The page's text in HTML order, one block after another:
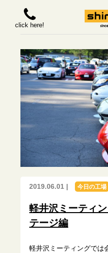
click here!
2019.06.01 | 今日の工場
軽井沢ミーティ
テージ編
軽井沢ミーティングでは